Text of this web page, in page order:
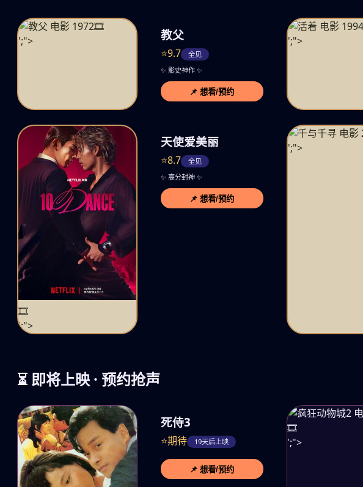
🎞️
';">
教父
⭐9.7
全见
✨ 影史神作 ✨
📌 想看/预约
';">
🎞️
';">
天使爱美丽
⭐8.7
全见
✨ 高分封神 ✨
📌 想看/预约
';">
⏳ 即将上映 · 预约抢声
死侍3
⭐期待 19天后上映
📌 想看/预约
🎞️
';">